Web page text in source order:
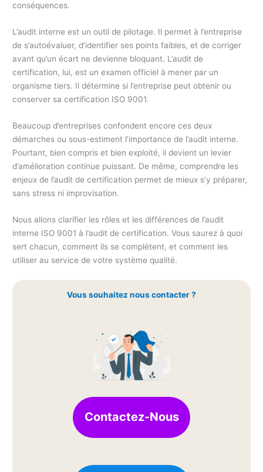
conséquences.
L’audit interne est un outil de pilotage. Il permet à l’entreprise
de s’autoévaluer, d’identifier ses points faibles, et de corriger
avant qu’un écart ne devienne bloquant. L’audit de
certification, lui, est un examen officiel à mener par un
organisme tiers. Il détermine si l’entreprise peut obtenir ou
conserver sa certification ISO 9001.
Beaucoup d’entreprises confondent encore ces deux
démarches ou sous-estiment l’importance de l’audit interne.
Pourtant, bien compris et bien exploité, il devient un levier
d’amélioration continue puissant. De même, comprendre les
enjeux de l’audit de certification permet de mieux s’y préparer,
sans stress ni improvisation.
Nous allons clarifier les rôles et les différences de l’audit
interne ISO 9001 à l’audit de certification. Vous saurez à quoi
sert chacun, comment ils se complètent, et comment les
utiliser au service de votre système qualité.
Vous souhaitez nous contacter ?
Contactez-Nous